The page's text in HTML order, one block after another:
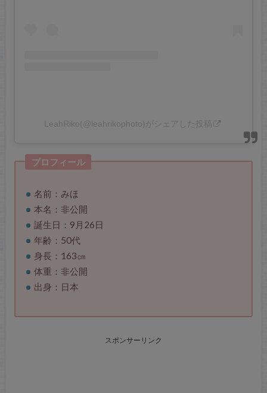
LeahRiko(@leahrikophoto)がシェアした投稿
プロフィール
名前：みほ
本名：非公開
誕生日：9月26日
年齢：50代
身長：163㎝
体重：非公開
出身：日本
スポンサーリンク